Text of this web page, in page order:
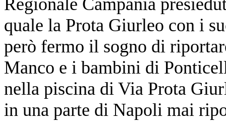
quale la Prota Giurleo con i
però fermo il sogno di
Manco e i bambini di
nella piscina di Via Prota
in una parte di Napoli mai